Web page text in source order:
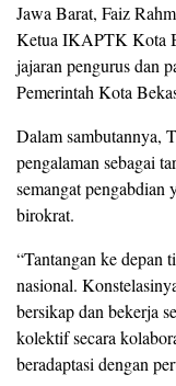
Jawa Barat, Faiz
Ketua IKAPTK Kota
jajaran pengurus dan
Pemerintah Kota
Dalam sambutannya,
pengalaman sebagai
semangat pengabdian
birokrat.
“Tantangan ke depan
nasional.
bersikap dan bekerja
kolektif secara
beradaptasi dengan